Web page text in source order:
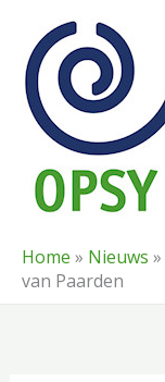
naar
inhoud
Home » Nieuws »
van Paarden